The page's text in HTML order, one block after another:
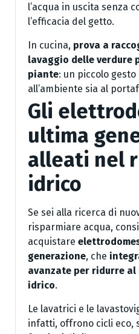
l’acqua in uscita senza
l’efficacia del getto.
In cucina, prova a
lavaggio delle verdure
piante: un piccolo
all’ambiente sia al
Gli
ultima
alleati nel
idrico
Se sei alla ricerca di
risparmiare acqua,
acquistare
generazione, che
avanzate per ridurre al
idrico.
Le lavatrici e le
infatti, offrono cicli eco,